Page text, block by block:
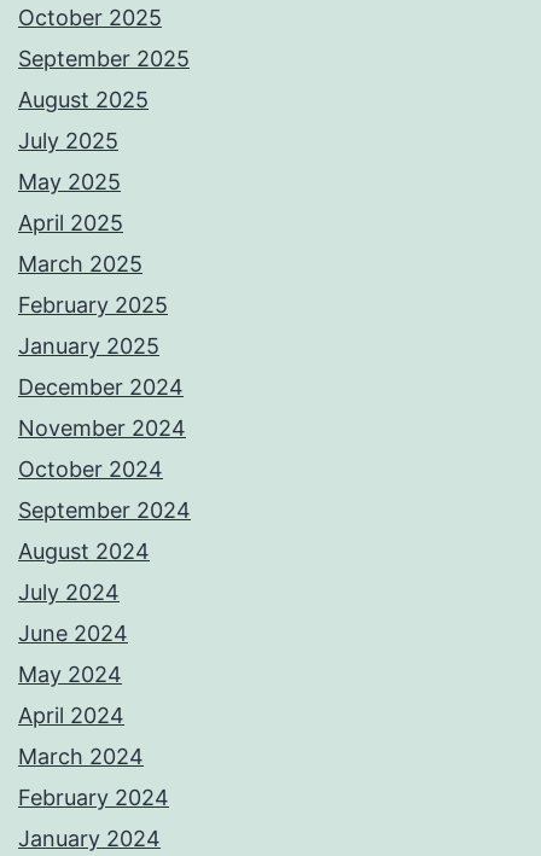
October 2025
September 2025
August 2025
July 2025
May 2025
April 2025
March 2025
February 2025
January 2025
December 2024
November 2024
October 2024
September 2024
August 2024
July 2024
June 2024
May 2024
April 2024
March 2024
February 2024
January 2024